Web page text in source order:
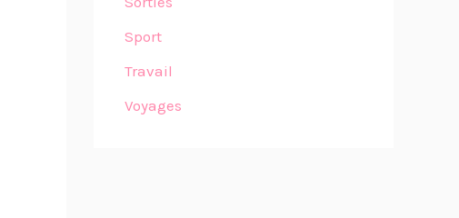
Sport
Travail
Voyages